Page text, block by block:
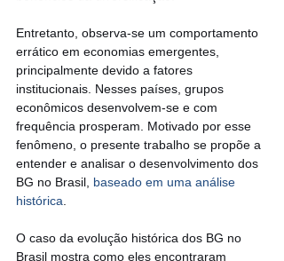
Entretanto, observa-se um comportamento
errático em economias emergentes,
principalmente devido a fatores
institucionais. Nesses países, grupos
econômicos desenvolvem-se e com
frequência prosperam. Motivado por esse
fenômeno, o presente trabalho se propõe a
entender e analisar o desenvolvimento dos
BG no Brasil, baseado em uma análise
histórica
O caso da evolução histórica dos BG no
Brasil mostra como eles encontraram